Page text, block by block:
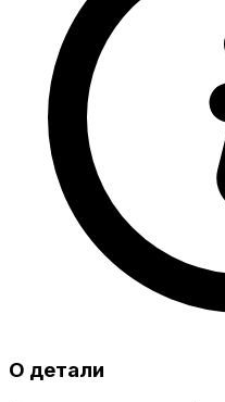
О детали